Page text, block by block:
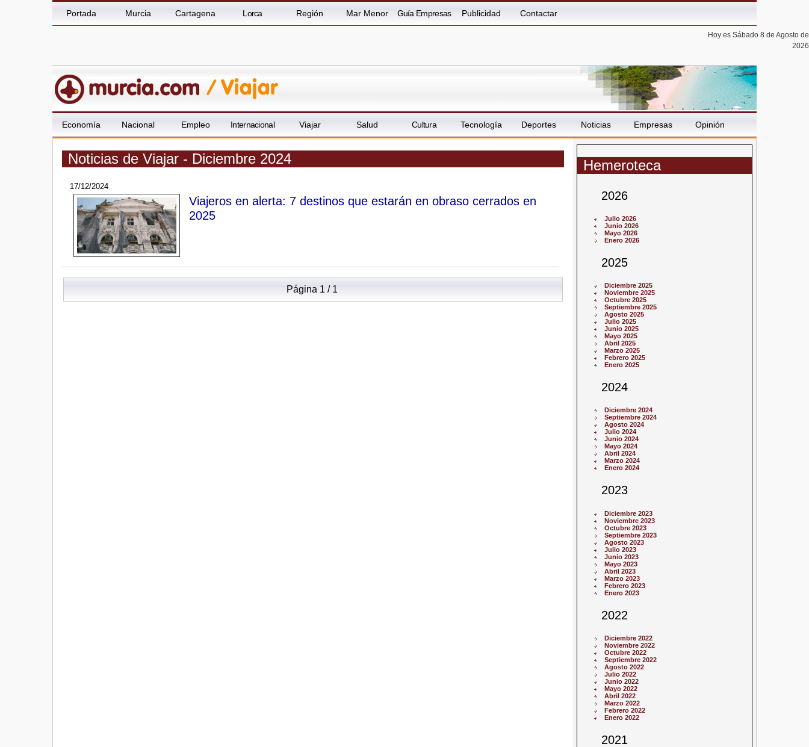
Portada Murcia Cartagena Lorca Región Mar Menor Guía Empresas Publicidad Contactar
Hoy es Sábado 8 de Agosto de
2026
Economía Nacional Empleo Internacional Viajar Salud Cultura Tecnología Deportes Noticias Empresas Opinión
Noticias de Viajar - Diciembre 2024
17/12/2024
Viajeros en alerta: 7 destinos que estarán en obraso cerrados en
2025
Página 1 / 1
Hemeroteca
2026
Julio 2026
Junio 2026
Mayo 2026
Enero 2026
2025
Diciembre 2025
Noviembre 2025
Octubre 2025
Septiembre 2025
Agosto 2025
Julio 2025
Junio 2025
Mayo 2025
Abril 2025
Marzo 2025
Febrero 2025
Enero 2025
2024
Diciembre 2024
Septiembre 2024
Agosto 2024
Julio 2024
Junio 2024
Mayo 2024
Abril 2024
Marzo 2024
Enero 2024
2023
Diciembre 2023
Noviembre 2023
Octubre 2023
Septiembre 2023
Agosto 2023
Julio 2023
Junio 2023
Mayo 2023
Abril 2023
Marzo 2023
Febrero 2023
Enero 2023
2022
Diciembre 2022
Noviembre 2022
Octubre 2022
Septiembre 2022
Agosto 2022
Julio 2022
Junio 2022
Mayo 2022
Abril 2022
Marzo 2022
Febrero 2022
Enero 2022
2021